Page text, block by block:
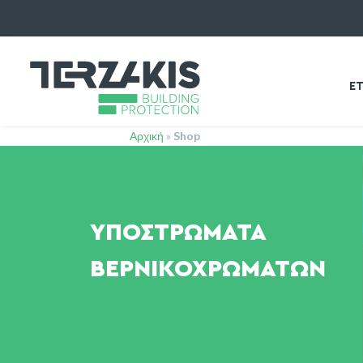
Αρχική » Shop
ΥΠΟΣΤΡΏΜΑΤΑ
ΒΕΡΝΙΚΟΧΡΩΜΆΤΩΝ